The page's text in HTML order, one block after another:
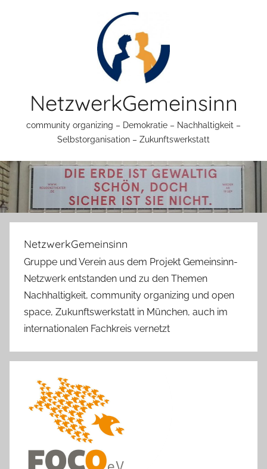
NetzwerkGemeinsinn
community organizing – Demokratie – Nachhaltigkeit –
Selbstorganisation – Zukunftswerkstatt
NetzwerkGemeinsinn
Gruppe und Verein aus dem Projekt Gemeinsinn-
Netzwerk entstanden und zu den Themen
Nachhaltigkeit, community organizing und open
space, Zukunftswerkstatt in München, auch im
internationalen Fachkreis vernetzt